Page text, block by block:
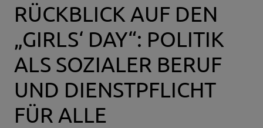
RÜCKBLICK AUF DEN
„GIRLS‘ DAY“: POLITIK
ALS SOZIALER BERUF
UND DIENSTPFLICHT
FÜR ALLE